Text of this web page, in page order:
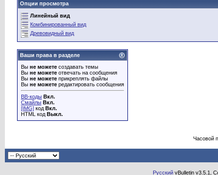
Опции просмотра
Линейный вид
Комбинированный вид
Древовидный вид
Ваши права в разделе
Вы не можете создавать темы
Вы не можете отвечать на сообщения
Вы не можете прикреплять файлы
Вы не можете редактировать сообщения
BB-коды Вкл.
Смайлы Вкл.
[IMG] код Вкл.
HTML код Выкл.
Часовой
Русский vBulletin v3.5.1,